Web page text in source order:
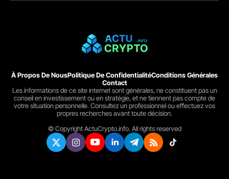
À Propos De NousPolitique De ConfidentialitéConditions Générales
Contact
Les informations de ce site internet sont générales, ne constituent pas un
conseil en investissement ou en stratégie, et ne tiennent pas compte de
votre situation personnelle. Consultez un professionnel ou effectuez vos
propres recherches avant toute décision.
© Copyright ActuCrypto.info. All rights reserved